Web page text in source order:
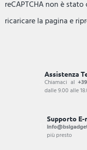
reCAPTCHA non è
ricaricare la pagina e
Assistenza
Chiamaci al
dalle 9.00 alle
Supporto E-
più presto